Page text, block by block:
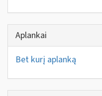
Aplankai
Bet kurį aplanką